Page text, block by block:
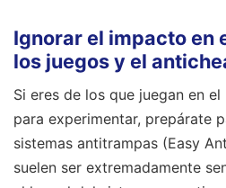
Ignorar el impacto en
los juegos y el
Si eres de los que juegan en
para experimentar, prepárate
sistemas antitrampas (Easy
suelen ser extremadamente